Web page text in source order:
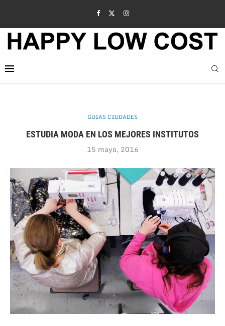
GUÍAS CIUDADES
ESTUDIA MODA EN LOS MEJORES INSTITUTOS
15 mayo, 2016